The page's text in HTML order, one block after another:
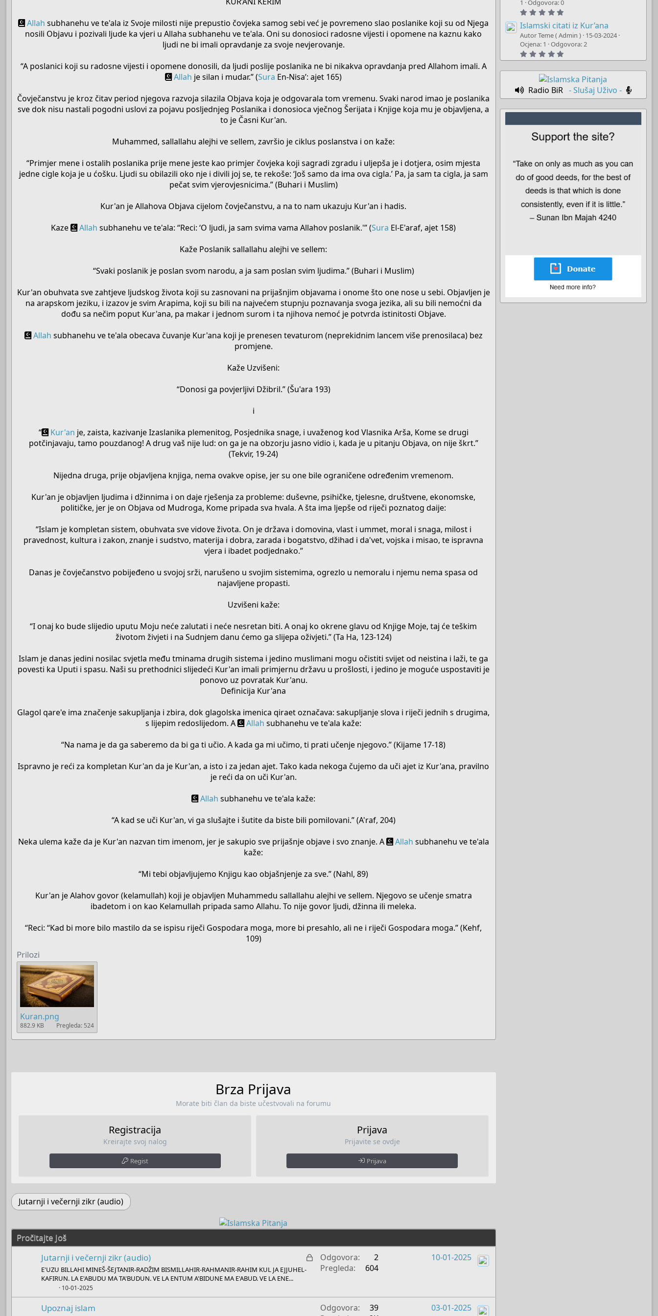
Allah subhanehu ve te'ala iz Svoje milosti nije prepustio čovjeka samog sebi već je povremeno slao poslanike koji su od Njega
nosili Objavu i pozivali ljude ka vjeri u Allaha subhanehu ve te'ala. Oni su donosioci radosne vijesti i opomene na kaznu kako
ljudi ne bi imali opravdanje za svoje nevjerovanje.
“A poslanici koji su radosne vijesti i opomene donosili, da ljudi poslije poslanika ne bi nikakva opravdanja pred Allahom imali. A
Allah je silan i mudar.” (Sura En-Nisa’: ajet 165)
Čovječanstvu je kroz čitav period njegova razvoja silazila Objava koja je odgovarala tom vremenu. Svaki narod imao je poslanika
sve dok nisu nastali pogodni uslovi za pojavu posljednjeg Poslanika i donosioca vječnog Šerijata i Knjige koja mu je objavljena, a
to je Časni Kur'an.
Muhammed, sallallahu alejhi ve sellem, završio je ciklus poslanstva i on kaže:
“Primjer mene i ostalih poslanika prije mene jeste kao primjer čovjeka koji sagradi zgradu i uljepša je i dotjera, osim mjesta
jedne cigle koja je u ćošku. Ljudi su obilazili oko nje i divili joj se, te rekoše: ‘Još samo da ima ova cigla.’ Pa, ja sam ta cigla, ja sam
pečat svim vjerovjesnicima.” (Buhari i Muslim)
Kur'an je Allahova Objava cijelom čovječanstvu, a na to nam ukazuju Kur'an i hadis.
Kaze
Allah subhanehu ve te'ala: “Reci: ‘O ljudi, ja sam svima vama Allahov poslanik.'” (Sura El-E'araf, ajet 158)
Kaže Poslanik sallallahu alejhi ve sellem:
“Svaki poslanik je poslan svom narodu, a ja sam poslan svim ljudima.” (Buhari i Muslim)
Kur'an obuhvata sve zahtjeve ljudskog života koji su zasnovani na prijašnjim objavama i onome što one nose u sebi. Objavljen je
na arapskom jeziku, i izazov je svim Arapima, koji su bili na najvećem stupnju poznavanja svoga jezika, ali su bili nemoćni da
dođu sa nečim poput Kur'ana, pa makar i jednom surom i ta njihova nemoć je potvrda istinitosti Objave.
Allah subhanehu ve te'ala obecava čuvanje Kur'ana koji je prenesen tevaturom (neprekidnim lancem više prenosilaca) bez
promjene.
Kaže Uzvišeni:
“Donosi ga povjerljivi Džibril.” (Šu'ara 193)
i
“
Kur'an je, zaista, kazivanje Izaslanika plemenitog, Posjednika snage, i uvaženog kod Vlasnika Arša, Kome se drugi
potčinjavaju, tamo pouzdanog! A drug vaš nije lud: on ga je na obzorju jasno vidio i, kada je u pitanju Objava, on nije škrt.”
(Tekvir, 19-24)
Nijedna druga, prije objavljena knjiga, nema ovakve opise, jer su one bile ograničene određenim vremenom.
Kur'an je objavljen ljudima i džinnima i on daje rješenja za probleme: duševne, psihičke, tjelesne, društvene, ekonomske,
političke, jer je on Objava od Mudroga, Kome pripada sva hvala. A šta ima ljepše od riječi poznatog daije:
“Islam je kompletan sistem, obuhvata sve vidove života. On je država i domovina, vlast i ummet, moral i snaga, milost i
pravednost, kultura i zakon, znanje i sudstvo, materija i dobra, zarada i bogatstvo, džihad i da'vet, vojska i misao, te ispravna
vjera i ibadet podjednako.”
Danas je čovječanstvo pobijeđeno u svojoj srži, narušeno u svojim sistemima, ogrezlo u nemoralu i njemu nema spasa od
najavljene propasti.
Uzvišeni kaže:
“I onaj ko bude slijedio uputu Moju neće zalutati i neće nesretan biti. A onaj ko okrene glavu od Knjige Moje, taj će teškim
životom živjeti i na Sudnjem danu ćemo ga slijepa oživjeti.” (Ta Ha, 123-124)
Islam je danas jedini nosilac svjetla među tminama drugih sistema i jedino muslimani mogu očistiti svijet od neistina i laži, te ga
povesti ka Uputi i spasu. Naši su prethodnici slijedeći Kur'an imali primjernu državu u prošlosti, i jedino je moguće uspostaviti je
ponovo uz povratak Kur'anu.
Definicija Kur'ana
Glagol qare'e ima značenje sakupljanja i zbira, dok glagolska imenica qiraet označava: sakupljanje slova i riječi jednih s drugima,
s lijepim redoslijedom. A
Allah subhanehu ve te'ala kaže:
“Na nama je da ga saberemo da bi ga ti učio. A kada ga mi učimo, ti prati učenje njegovo.” (Kijame 17-18)
Ispravno je reći za kompletan Kur'an da je Kur'an, a isto i za jedan ajet. Tako kada nekoga čujemo da uči ajet iz Kur'ana, pravilno
je reći da on uči Kur'an.
Allah subhanehu ve te'ala kaže:
“A kad se uči Kur'an, vi ga slušajte i šutite da biste bili pomilovani.” (A'raf, 204)
Neka ulema kaže da je Kur'an nazvan tim imenom, jer je sakupio sve prijašnje objave i svo znanje. A
Allah subhanehu ve te'ala
kaže:
“Mi tebi objavljujemo Knjigu kao objašnjenje za sve.” (Nahl, 89)
Kur'an je Alahov govor (kelamullah) koji je objavljen Muhammedu sallallahu alejhi ve sellem. Njegovo se učenje smatra
ibadetom i on kao Kelamullah pripada samo Allahu. To nije govor ljudi, džinna ili meleka.
“Reci: “Kad bi more bilo mastilo da se ispisu riječi Gospodara moga, more bi presahlo, ali ne i riječi Gospodara moga.” (Kehf,
109)​
Prilozi
Kuran.png
882.9 KB Pregleda: 524
Brza Prijava
Morate biti član da biste učestvovali na forumu
Registracija
Kreirajte svoj nalog
Regist
Prijava
Prijavite se ovdje
Prijava
Jutarnji i večernji zikr (audio)
Pročitajte Još
Z
j
Jutarnji i večernji zikr (audio)
E'UZU BILLAHI MINEŠ-ŠEJTANIR-RADŽIM BISMILLAHIR-RAHMANIR-RAHIM KUL JA EJJUHEL-
KAFIRUN. LA E'ABUDU MA TA'BUDUN. VE LA ENTUM A'BIDUNE MA E'ABUD. VE LA ENE...
10-01-2025
Odgovora
2
Pregleda
604
10-01-2025
Upoznaj islam Odgovora
39
03-01-2025
s
)
1
Odgovora: 0
0
0
s
t
(
s
Islamski citati iz Kur’ana
Autor Teme ( Admin ) 15-03-2024
Ocjena: 1
Odgovora: 2
.
0
s
t
r
s
Radio BiR - Slušaj Uživo -